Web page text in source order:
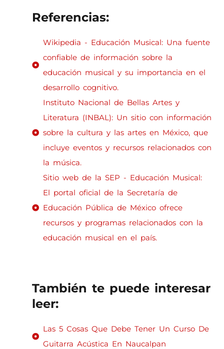
Referencias:
Wikipedia - Educación Musical: Una fuente
confiable de información sobre la
educación musical y su importancia en el
desarrollo cognitivo.
Instituto Nacional de Bellas Artes y
Literatura (INBAL): Un sitio con información
sobre la cultura y las artes en México, que
incluye eventos y recursos relacionados con
la música.
Sitio web de la SEP - Educación Musical:
El portal oficial de la Secretaría de
Educación Pública de México ofrece
recursos y programas relacionados con la
educación musical en el país.
También te puede interesar
leer:
Las 5 Cosas Que Debe Tener Un Curso De
Guitarra Acústica En Naucalpan